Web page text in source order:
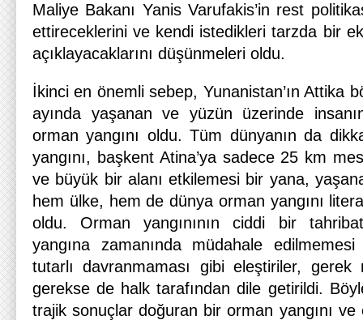
Maliye Bakanı Yanis Varufakis’in rest
ettireceklerini ve kendi istedikleri tarzda bir
açıklayacaklarını düşünmeleri oldu.
İkinci en önemli sebep, Yunanistan’ın Attika
ayında yaşanan ve yüzün üzerinde
orman yangını oldu. Tüm dünyanın da
yangını, başkent Atina’ya sadece 25 km
ve büyük bir alanı etkilemesi bir yana,
hem ülke, hem de dünya orman yangını
oldu. Orman yangınının ciddi bir
yangına zamanında müdahale
tutarlı davranmaması gibi eleştiriler, gerek
gerekse de halk tarafından dile getirildi.
trajik sonuçlar doğuran bir orman yangını ve